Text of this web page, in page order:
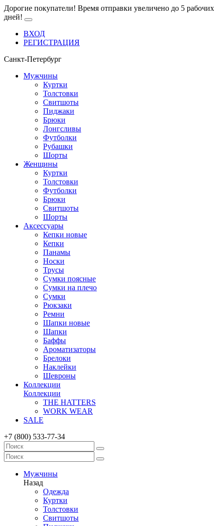
Дорогие покупатели! Время отправки увеличено до 5 рабочих
дней!
ВХОД
РЕГИСТРАЦИЯ
Санкт-Петербург
Мужчины
Куртки
Толстовки
Свитшоты
Пиджаки
Брюки
Лонгсливы
Футболки
Рубашки
Шорты
Женщины
Куртки
Толстовки
Футболки
Брюки
Свитшоты
Шорты
Аксессуары
Кепки новые
Кепки
Панамы
Носки
Трусы
Сумки поясные
Сумки на плечо
Сумки
Рюкзаки
Ремни
Шапки новые
Шапки
Баффы
Ароматизаторы
Брелоки
Наклейки
Шевроны
Коллекции
Коллекции
THE HATTERS
WORK WEAR
SALE
+7 (800) 533-77-34
Мужчины
Назад
Одежда
Куртки
Толстовки
Свитшоты